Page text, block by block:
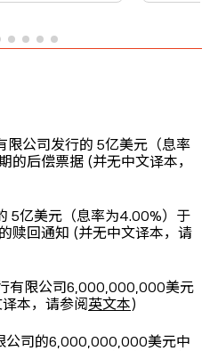
限公司发行的 5亿美元（息率
的后偿票据 (并无中文译本，
5亿美元（息率为4.00%）于
赎回通知 (并无中文译本，请
有限公司6,000,000,000美元
本，请参阅 英文本)
公司的6,000,000,000美元中